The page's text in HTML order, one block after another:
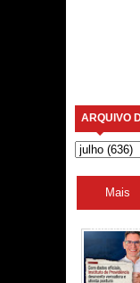
ARQUIVO
Mais